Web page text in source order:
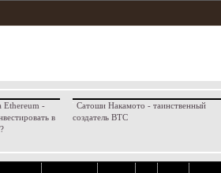
Ethereum -
в
Сатоши Накамото - таинственный
создатель BTC